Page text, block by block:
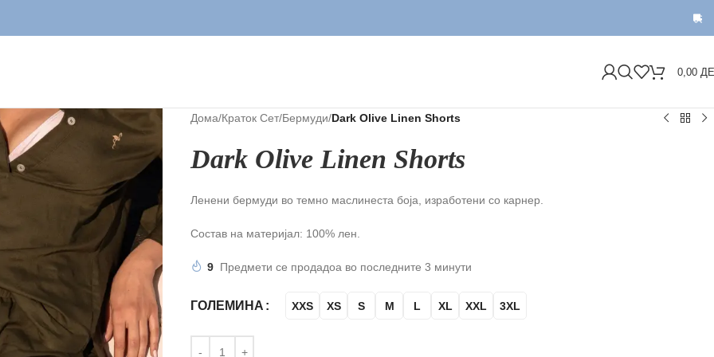
0,00
Дома/Краток Сет/Бермуди/Dark Olive Linen Shorts
Dark Olive Linen Shorts
Ленени бермуди во темно маслинеста боја, изработени со карнер.
Состав на материјал: 100% лен.
9 Предмети се продадоа во последните 3 минути
ГОЛЕМИНА XXS XS S M L XL XXL 3XL